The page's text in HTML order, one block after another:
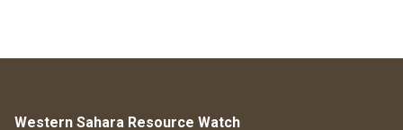
Western Sahara Resource Watch